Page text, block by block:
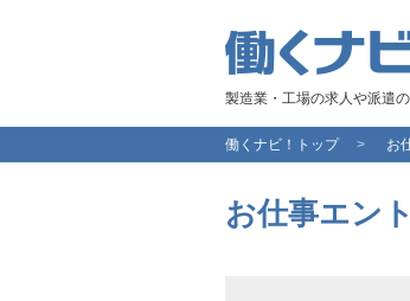
製造業・工場の求人や派遣
働くナビ！トップ お
お仕事エン